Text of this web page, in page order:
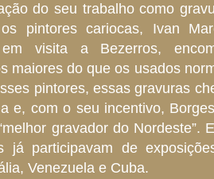
do seu trabalho como
pintores cariocas, Ivan
visita a Bezerros,
maiores do que os usados
pintores, essas gravuras
e, com o seu incentivo,
gravador do Nordeste”.
já participavam de
Venezuela e Cuba.